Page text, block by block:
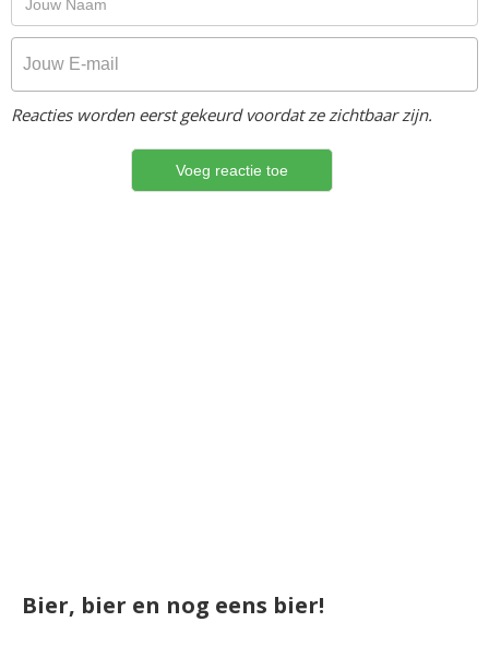
Reacties worden eerst gekeurd voordat ze zichtbaar zijn.
Bier, bier en nog eens bier!